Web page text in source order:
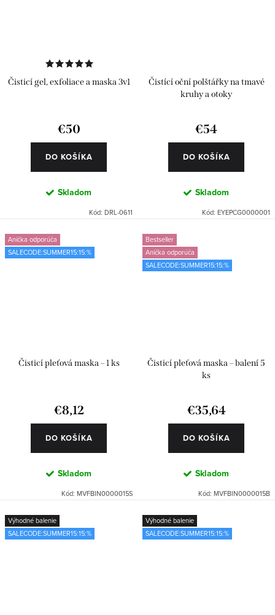
Čisticí gel, exfoliace a maska 3v1
€50
DO KOŠÍKA
Skladom
Kód: DRL-0611
Čistící oční polštářky na tmavé
kruhy a otoky
€54
DO KOŠÍKA
Skladom
Kód: EYEPCG0000001
Anička odporúča
SALECODE:SUMMER15:15:%
Čisticí pleťová maska – 1 ks
€8,12
DO KOŠÍKA
Skladom
Kód: MVFBIN0000015S
Bestseller
Anička odporúča
SALECODE:SUMMER15:15:%
Čisticí pleťová maska – balení 5
ks
€35,64
DO KOŠÍKA
Skladom
Kód: MVFBIN0000015B
Výhodné balenie
SALECODE:SUMMER15:15:%
Výhodné balenie
SALECODE:SUMMER15:15:%